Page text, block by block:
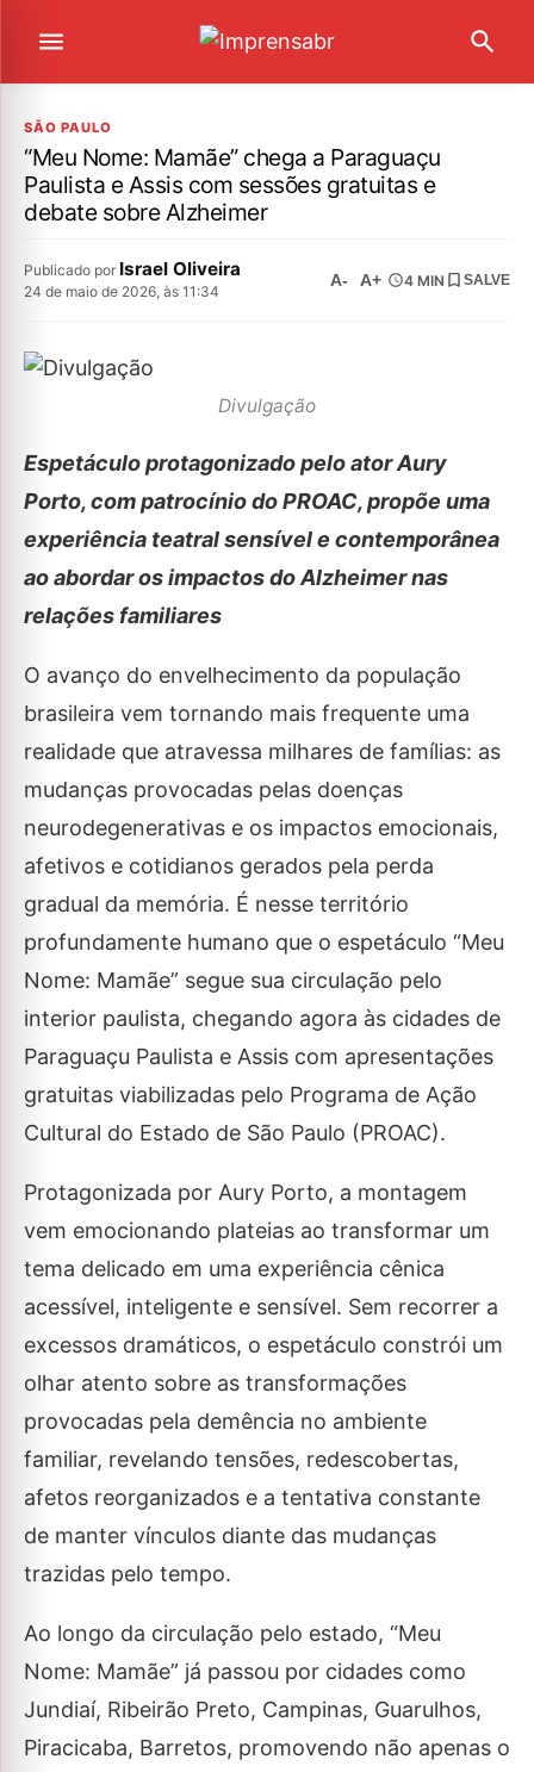
SÃO PAULO
“Meu Nome: Mamãe” chega a Paraguaçu
Paulista e Assis com sessões gratuitas e
debate sobre Alzheimer
Publicado por Israel Oliveira
24 de maio de 2026, às 11:34
A- A+ 4 MIN SALVE
Divulgação
Espetáculo protagonizado pelo ator Aury
Porto, com patrocínio do PROAC, propõe uma
experiência teatral sensível e contemporânea
ao abordar os impactos do Alzheimer nas
relações familiares
O avanço do envelhecimento da população
brasileira vem tornando mais frequente uma
realidade que atravessa milhares de famílias: as
mudanças provocadas pelas doenças
neurodegenerativas e os impactos emocionais,
afetivos e cotidianos gerados pela perda
gradual da memória. É nesse território
profundamente humano que o espetáculo “Meu
Nome: Mamãe” segue sua circulação pelo
interior paulista, chegando agora às cidades de
Paraguaçu Paulista e Assis com apresentações
gratuitas viabilizadas pelo Programa de Ação
Cultural do Estado de São Paulo (PROAC).
Protagonizada por Aury Porto, a montagem
vem emocionando plateias ao transformar um
tema delicado em uma experiência cênica
acessível, inteligente e sensível. Sem recorrer a
excessos dramáticos, o espetáculo constrói um
olhar atento sobre as transformações
provocadas pela demência no ambiente
familiar, revelando tensões, redescobertas,
afetos reorganizados e a tentativa constante
de manter vínculos diante das mudanças
trazidas pelo tempo.
Ao longo da circulação pelo estado, “Meu
Nome: Mamãe” já passou por cidades como
Jundiaí, Ribeirão Preto, Campinas, Guarulhos,
Piracicaba, Barretos, promovendo não apenas o